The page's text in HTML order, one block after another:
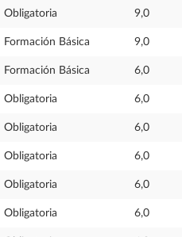
Obligatoria 9,0
Formación Básica 9,0
Formación Básica 6,0
Obligatoria 6,0
Obligatoria 6,0
Obligatoria 6,0
Obligatoria 6,0
Obligatoria 6,0